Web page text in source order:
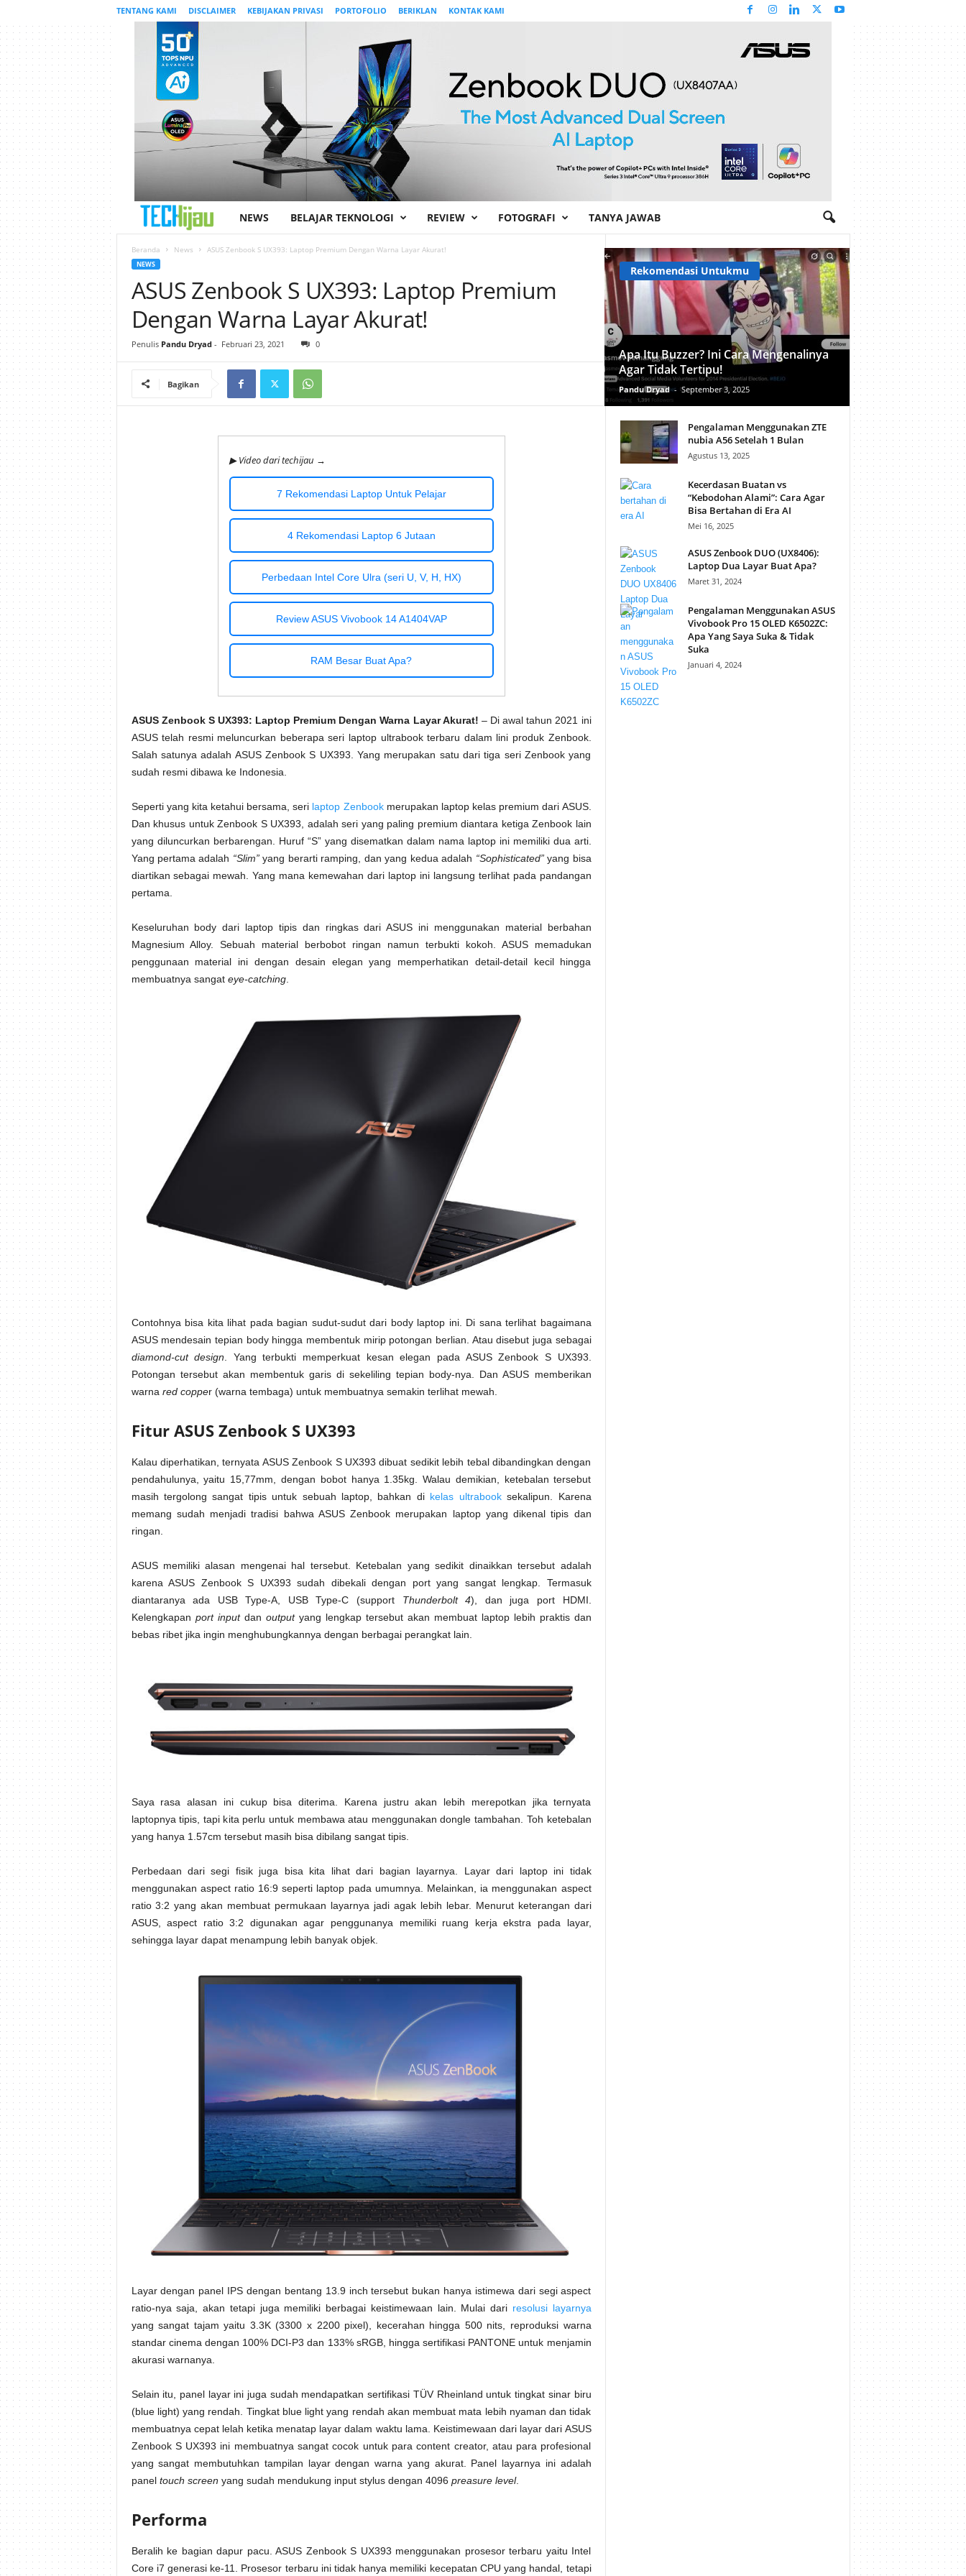
TENTANG KAMI DISCLAIMER KEBIJAKAN PRIVASI PORTOFOLIO BERIKLAN KONTAK KAMI
e
c
h
i
a
u
NEWS BELAJAR TEKNOLOGI REVIEW FOTOGRAFI TANYA JAWAB
Beranda News ASUS Zenbook S UX393: Laptop Premium Dengan Warna Layar Akurat!
NEWS
ASUS Zenbook S UX393: Laptop Premium
Dengan Warna Layar Akurat!
Penulis Pandu Dryad- Februari 23, 2021 0
Bagikan
▶ Video dari techijau →
7 Rekomendasi Laptop Untuk Pelajar
4 Rekomendasi Laptop 6 Jutaan
Perbedaan Intel Core Ulra (seri U, V, H, HX)
Review ASUS Vivobook 14 A1404VAP
RAM Besar Buat Apa?
ASUS Zenbook S UX393: Laptop Premium Dengan Warna Layar Akurat! – Di awal tahun 2021 ini
ASUS telah resmi meluncurkan beberapa seri laptop ultrabook terbaru dalam lini produk Zenbook.
Salah satunya adalah ASUS Zenbook S UX393. Yang merupakan satu dari tiga seri Zenbook yang
sudah resmi dibawa ke Indonesia.
Seperti yang kita ketahui bersama, seri laptop Zenbookmerupakan laptop kelas premium dari ASUS.
Dan khusus untuk Zenbook S UX393, adalah seri yang paling premium diantara ketiga Zenbook lain
yang diluncurkan berbarengan. Huruf “S” yang disematkan dalam nama laptop ini memiliki dua arti.
Yang pertama adalah “Slim”yang berarti ramping, dan yang kedua adalah “Sophisticated”yang bisa
diartikan sebagai mewah. Yang mana kemewahan dari laptop ini langsung terlihat pada pandangan
pertama.
Keseluruhan body dari laptop tipis dan ringkas dari ASUS ini menggunakan material berbahan
Magnesium Alloy. Sebuah material berbobot ringan namun terbukti kokoh. ASUS memadukan
penggunaan material ini dengan desain elegan yang memperhatikan detail-detail kecil hingga
membuatnya sangat eye-catching.
Contohnya bisa kita lihat pada bagian sudut-sudut dari body laptop ini. Di sana terlihat bagaimana
ASUS mendesain tepian body hingga membentuk mirip potongan berlian. Atau disebut juga sebagai
diamond-cut design . Yang terbukti memperkuat kesan elegan pada ASUS Zenbook S UX393.
Potongan tersebut akan membentuk garis di sekeliling tepian body-nya. Dan ASUS memberikan
warna red copper (warna tembaga) untuk membuatnya semakin terlihat mewah.
Fitur ASUS Zenbook S UX393
Kalau diperhatikan, ternyata ASUS Zenbook S UX393 dibuat sedikit lebih tebal dibandingkan dengan
pendahulunya, yaitu 15,77mm, dengan bobot hanya 1.35kg. Walau demikian, ketebalan tersebut
masih tergolong sangat tipis untuk sebuah laptop, bahkan di kelas ultrabooksekalipun. Karena
memang sudah menjadi tradisi bahwa ASUS Zenbook merupakan laptop yang dikenal tipis dan
ringan.
ASUS memiliki alasan mengenai hal tersebut. Ketebalan yang sedikit dinaikkan tersebut adalah
karena ASUS Zenbook S UX393 sudah dibekali dengan port yang sangat lengkap. Termasuk
diantaranya ada USB Type-A, USB Type-C (support Thunderbolt 4), dan juga port HDMI.
Kelengkapan port inputdan outputyang lengkap tersebut akan membuat laptop lebih praktis dan
bebas ribet jika ingin menghubungkannya dengan berbagai perangkat lain.
Saya rasa alasan ini cukup bisa diterima. Karena justru akan lebih merepotkan jika ternyata
laptopnya tipis, tapi kita perlu untuk membawa atau menggunakan dongle tambahan. Toh ketebalan
yang hanya 1.57cm tersebut masih bisa dibilang sangat tipis.
Perbedaan dari segi fisik juga bisa kita lihat dari bagian layarnya. Layar dari laptop ini tidak
menggunakan aspect ratio 16:9 seperti laptop pada umumnya. Melainkan, ia menggunakan aspect
ratio 3:2 yang akan membuat permukaan layarnya jadi agak lebih lebar. Menurut keterangan dari
ASUS, aspect ratio 3:2 digunakan agar penggunanya memiliki ruang kerja ekstra pada layar,
sehingga layar dapat menampung lebih banyak objek.
Layar dengan panel IPS dengan bentang 13.9 inch tersebut bukan hanya istimewa dari segi aspect
ratio-nya saja, akan tetapi juga memiliki berbagai keistimewaan lain. Mulai dari resolusi layarnya
yang sangat tajam yaitu 3.3K (3300 x 2200 pixel), kecerahan hingga 500 nits, reproduksi warna
standar cinema dengan 100% DCI-P3 dan 133% sRGB, hingga sertifikasi PANTONE untuk menjamin
akurasi warnanya.
Selain itu, panel layar ini juga sudah mendapatkan sertifikasi TÜV Rheinland untuk tingkat sinar biru
(blue light) yang rendah. Tingkat blue light yang rendah akan membuat mata lebih nyaman dan tidak
membuatnya cepat lelah ketika menatap layar dalam waktu lama. Keistimewaan dari layar dari ASUS
Zenbook S UX393 ini membuatnya sangat cocok untuk para content creator, atau para profesional
yang sangat membutuhkan tampilan layar dengan warna yang akurat. Panel layarnya ini adalah
panel touch screen yang sudah mendukung input stylus dengan 4096 preasure level.
Performa
Beralih ke bagian dapur pacu. ASUS Zenbook S UX393 menggunakan prosesor terbaru yaitu Intel
Core i7 generasi ke-11. Prosesor terbaru ini tidak hanya memiliki kecepatan CPU yang handal, tetapi
Rekomendasi Untukmu
Apa Itu Buzzer? Ini Cara Mengenalinya
Agar Tidak Tertipu!
Pandu Dryad - September 3, 2025
Pengalaman Menggunakan ZTE
nubia A56 Setelah 1 Bulan
Agustus 13, 2025
Kecerdasan Buatan vs
“Kebodohan Alami”: Cara Agar
Bisa Bertahan di Era AI
Mei 16, 2025
ASUS Zenbook DUO (UX8406):
Laptop Dua Layar Buat Apa?
Maret 31, 2024
Pengalaman Menggunakan ASUS
Vivobook Pro 15 OLED K6502ZC:
Apa Yang Saya Suka & Tidak
Suka
Januari 4, 2024